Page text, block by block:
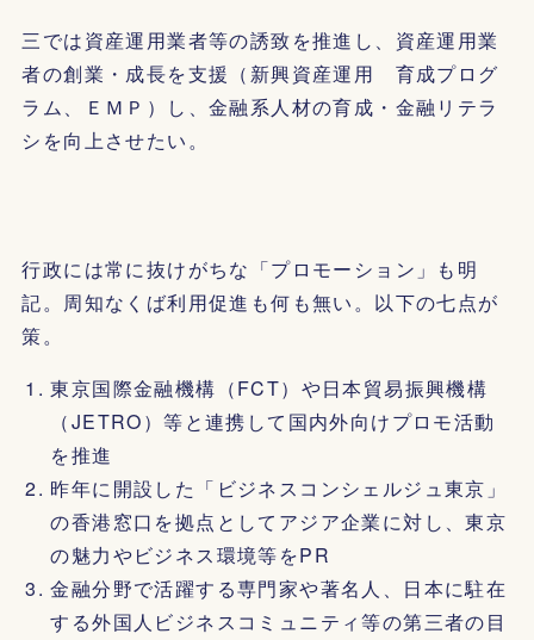
三では資産運用業者等の誘致を推進し、資産運用業
者の創業・成長を支援（新興資産運用 育成プログ
ラム、ＥＭＰ）し、金融系人材の育成・金融リテラ
シを向上させたい。
行政には常に抜けがちな「プロモーション」も明
記。周知なくば利用促進も何も無い。以下の七点が
策。
東京国際金融機構（FCT）や日本貿易振興機構
（JETRO）等と連携して国内外向けプロモ活動
を推進
昨年に開設した「ビジネスコンシェルジュ東京」
の香港窓口を拠点としてアジア企業に対し、東京
の魅力やビジネス環境等をPR
金融分野で活躍する専門家や著名人、日本に駐在
する外国人ビジネスコミュニティ等の第三者の目